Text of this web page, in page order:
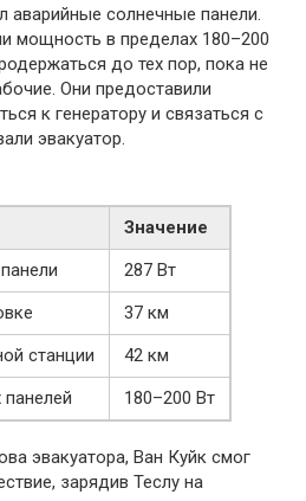
аварийные солнечные панели.
мощность в пределах 180–200
до тех пор, пока не
Они предоставили
к генератору и связаться с
эвакуатор.
Значение
287 Вт
37 км
станции
42 км
180–200 Вт
эвакуатора, Ван Куйк смог
зарядив Теслу на